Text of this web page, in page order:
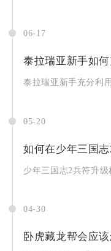
06-17
泰拉瑞亚新手充分利
05-20
少年三国志2兵符升
04-30